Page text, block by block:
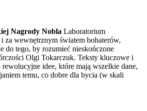
Nagrody Nobla Laboratorium
za wewnętrznym światem bohaterów,
do tego, by rozumieć nieskończone
Olgi Tokarczuk. Teksty kluczowe i
idee, które mają wszelkie dane,
temu, co dobre dla bycia (w skali